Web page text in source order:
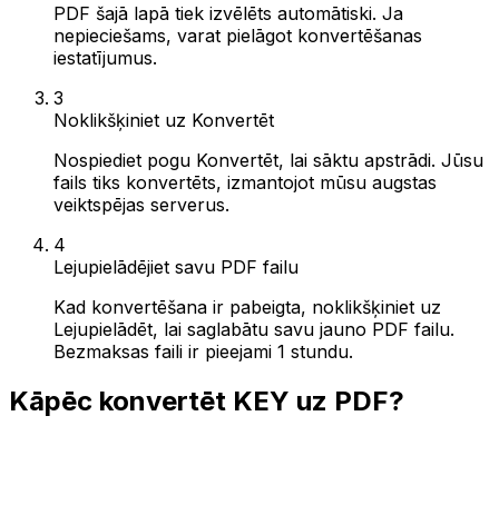
PDF šajā lapā tiek izvēlēts automātiski. Ja
nepieciešams, varat pielāgot konvertēšanas
iestatījumus.
3
Noklikšķiniet uz Konvertēt
Nospiediet pogu Konvertēt, lai sāktu apstrādi. Jūsu
fails tiks konvertēts, izmantojot mūsu augstas
veiktspējas serverus.
4
Lejupielādējiet savu PDF failu
Kad konvertēšana ir pabeigta, noklikšķiniet uz
Lejupielādēt, lai saglabātu savu jauno PDF failu.
Bezmaksas faili ir pieejami 1 stundu.
Kāpēc konvertēt KEY uz PDF?